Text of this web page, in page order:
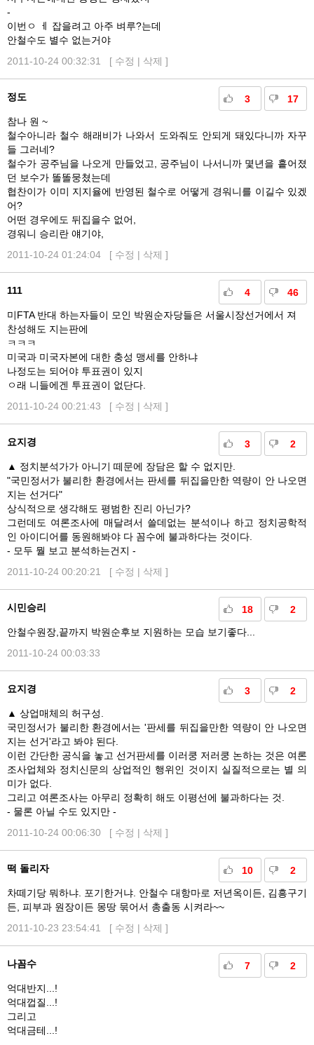
-
이번ㅇ ㅔ 잡을려고 아주 벼루?는데
안철수도 별수 없는거야
2011-10-24 00:32:31 [ 수정 | 삭제 ]
3 17
정도
참나 원 ~
철수아니라 철수 해래비가 나와서 도와줘도 안되게 돼있다니까 자꾸
들 그러네?
철수가 공주님을 나오게 만들었고, 공주님이 나서니까 몇년을 흩어졌
던 보수가 똘똘뭉쳤는데
협찬이가 이미 지지율에 반영된 철수로 어떻게 경워니를 이길수 있겠
어?
어떤 경우에도 뒤집을수 없어,
경워니 승리란 얘기야,
2011-10-24 01:24:04 [ 수정 | 삭제 ]
4 46
111
미FTA 반대 하는자들이 모인 박원순자당들은 서울시장선거에서 져
찬성해도 지는판에
ㅋㅋㅋ
미국과 미국자본에 대한 충성 맹세를 안하냐
나정도는 되어야 투표권이 있지
ㅇ래 니들에겐 투표권이 없단다.
2011-10-24 00:21:43 [ 수정 | 삭제 ]
3 2
요지경
▲ 정치분석가가 아니기 떼문에 장담은 할 수 없지만.
"국민정서가 불리한 환경에서는 판세를 뒤집을만한 역량이 안 나오면
지는 선거다"
상식적으로 생각해도 평범한 진리 아닌가?
그런데도 여론조사에 매달려서 쓸데없는 분석이나 하고 정치공학적
인 아이디어를 동원해봐야 다 꼼수에 불과하다는 것이다.
- 모두 뭘 보고 분석하는건지 -
2011-10-24 00:20:21 [ 수정 | 삭제 ]
18 2
시민승리
안철수원장,끝까지 박원순후보 지원하는 모습 보기좋다...
2011-10-24 00:03:33
3 2
요지경
▲ 상업매체의 허구성.
국민정서가 불리한 환경에서는 '판세를 뒤집을만한 역량이 안 나오면
지는 선거'라고 봐야 된다.
이런 간단한 공식을 놓고 선거판세를 이러쿵 저러쿵 논하는 것은 여론
조사업체와 정치신문의 상업적인 행위인 것이지 실질적으로는 별 의
미가 없다.
그리고 여론조사는 아무리 정확히 해도 이평선에 불과하다는 것.
- 물론 아닐 수도 있지만 -
2011-10-24 00:06:30 [ 수정 | 삭제 ]
10 2
떡 돌리자
차떼기당 뭐하냐. 포기한거냐. 안철수 대항마로 저년옥이든, 김흥구기
든, 피부과 원장이든 몽땅 묶어서 총출동 시켜라~~
2011-10-23 23:54:41 [ 수정 | 삭제 ]
7 2
나꼼수
억대반지...!
억대껍질...!
그리고
억대금테...!